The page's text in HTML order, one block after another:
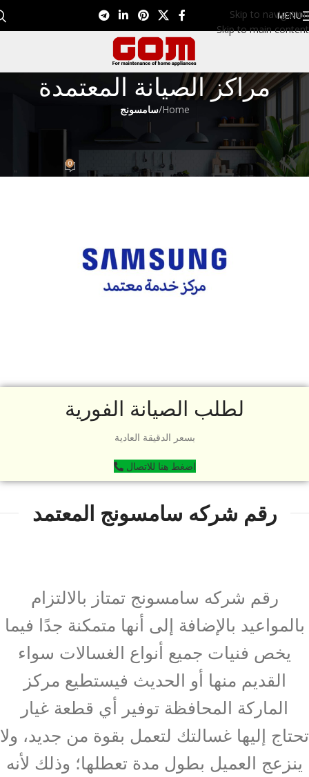
Skip to navigation
Skip to main content
MENU
مراكز الصيانة المعتمدة
Home
/سامسونج
سامسونج
رقم شركه سامسونج 01099948826
Eman EL NagarOn سبتمبر 14, 2022 0
لطلب الصيانة الفورية
بسعر الدقيقة العادية
اضغط هنا للاتصال
رقم شركه سامسونج المعتمد
رقم شركه سامسونج تمتاز بالالتزام
بالمواعيد بالإضافة إلى أنها متمكنة جدًا فيما
يخص فنيات جميع أنواع الغسالات سواء
القديم منها أو الحديث فيستطيع مركز
الماركة المحافظة توفير أي قطعة غيار
تحتاج إليها غسالتك لتعمل بقوة من جديد، ولا
ينزعج العميل بطول مدة تعطلها؛ وذلك لأنه